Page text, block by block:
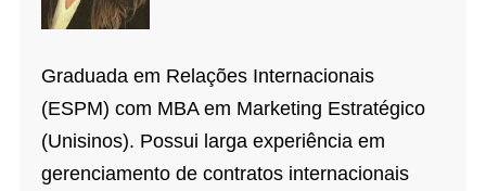
Graduada em Relações Internacionais
(ESPM) com MBA em Marketing Estratégico
(Unisinos). Possui larga experiência em
gerenciamento de contratos internacionais